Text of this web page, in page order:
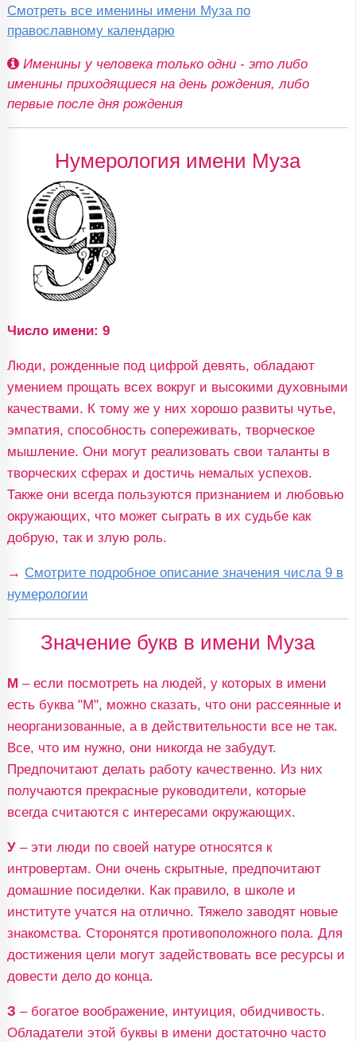
Смотреть все именины имени Муза по
православному календарю
Именины у человека только одни - это либо
именины приходящиеся на день рождения, либо
первые после дня рождения
Нумерология имени Муза
Число имени: 9
Люди, рожденные под цифрой девять, обладают
умением прощать всех вокруг и высокими духовными
качествами. К тому же у них хорошо развиты чутье,
эмпатия, способность сопереживать, творческое
мышление. Они могут реализовать свои таланты в
творческих сферах и достичь немалых успехов.
Также они всегда пользуются признанием и любовью
окружающих, что может сыграть в их судьбе как
добрую, так и злую роль.
→ Смотрите подробное описание значения числа 9 в
нумерологии
Значение букв в имени Муза
М – если посмотреть на людей, у которых в имени
есть буква "М", можно сказать, что они рассеянные и
неорганизованные, а в действительности все не так.
Все, что им нужно, они никогда не забудут.
Предпочитают делать работу качественно. Из них
получаются прекрасные руководители, которые
всегда считаются с интересами окружающих.
У– эти люди по своей натуре относятся к
интровертам. Они очень скрытные, предпочитают
домашние посиделки. Как правило, в школе и
институте учатся на отлично. Тяжело заводят новые
знакомства. Сторонятся противоположного пола. Для
достижения цели могут задействовать все ресурсы и
довести дело до конца.
З – богатое воображение, интуиция, обидчивость.
Обладатели этой буквы в имени достаточно часто